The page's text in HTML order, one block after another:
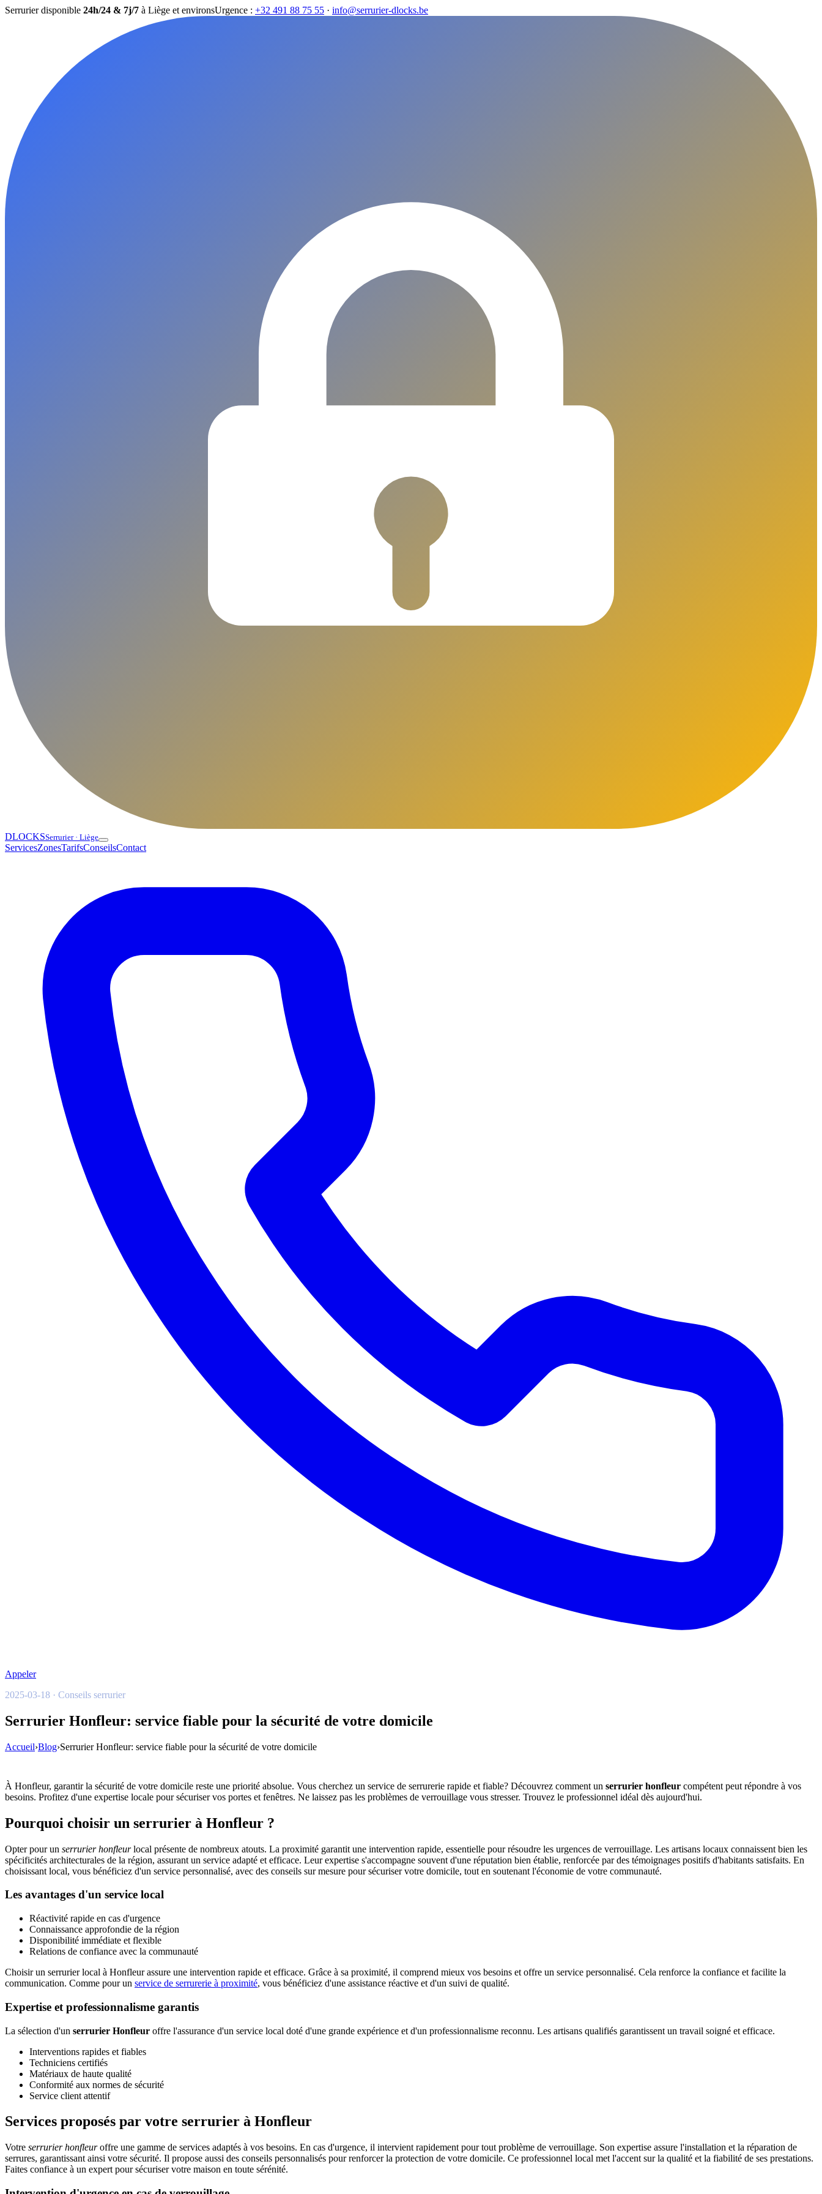
Serrurier disponible 24h/24 & 7j/7 à Liège et environsUrgence : +32 491 88 75 55 · info@serrurier-dlocks.be
DLOCKSSerrurier · Liège
ServicesZonesTarifsConseilsContact
Appeler
2025-03-18 · Conseils serrurier
Serrurier Honfleur: service fiable pour la sécurité de votre domicile
Accueil›Blog›Serrurier Honfleur: service fiable pour la sécurité de votre domicile
À Honfleur, garantir la sécurité de votre domicile reste une priorité absolue. Vous cherchez un service de serrurerie rapide et fiable? Découvrez comment un serrurier honfleur compétent peut répondre à vos
besoins. Profitez d'une expertise locale pour sécuriser vos portes et fenêtres. Ne laissez pas les problèmes de verrouillage vous stresser. Trouvez le professionnel idéal dès aujourd'hui.
Pourquoi choisir un serrurier à Honfleur ?
Opter pour un serrurier honfleurlocal présente de nombreux atouts. La proximité garantit une intervention rapide, essentielle pour résoudre les urgences de verrouillage. Les artisans locaux connaissent bien les
spécificités architecturales de la région, assurant un service adapté et efficace. Leur expertise s'accompagne souvent d'une réputation bien établie, renforcée par des témoignages positifs d'habitants satisfaits. En
choisissant local, vous bénéficiez d'un service personnalisé, avec des conseils sur mesure pour sécuriser votre domicile, tout en soutenant l'économie de votre communauté.
Les avantages d'un service local
Réactivité rapide en cas d'urgence
Connaissance approfondie de la région
Disponibilité immédiate et flexible
Relations de confiance avec la communauté
Choisir un serrurier local à Honfleur assure une intervention rapide et efficace. Grâce à sa proximité, il comprend mieux vos besoins et offre un service personnalisé. Cela renforce la confiance et facilite la
communication. Comme pour un service de serrurerie à proximité, vous bénéficiez d'une assistance réactive et d'un suivi de qualité.
Expertise et professionnalisme garantis
La sélection d'un serrurier Honfleur offre l'assurance d'un service local doté d'une grande expérience et d'un professionnalisme reconnu. Les artisans qualifiés garantissent un travail soigné et efficace.
Interventions rapides et fiables
Techniciens certifiés
Matériaux de haute qualité
Conformité aux normes de sécurité
Service client attentif
Services proposés par votre serrurier à Honfleur
Votre serrurier honfleuroffre une gamme de services adaptés à vos besoins. En cas d'urgence, il intervient rapidement pour tout problème de verrouillage. Son expertise assure l'installation et la réparation de
serrures, garantissant ainsi votre sécurité. Il propose aussi des conseils personnalisés pour renforcer la protection de votre domicile. Ce professionnel local met l'accent sur la qualité et la fiabilité de ses prestations.
Faites confiance à un expert pour sécuriser votre maison en toute sérénité.